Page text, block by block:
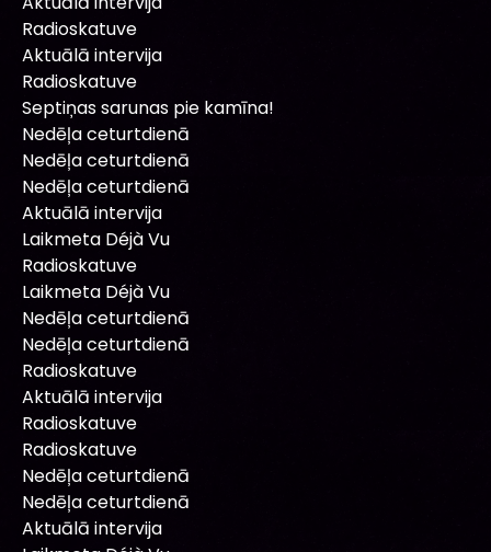
Radioskatuve
Aktuālā intervija
Radioskatuve
Septiņas sarunas pie kamīna!
Nedēļa ceturtdienā
Nedēļa ceturtdienā
Nedēļa ceturtdienā
Aktuālā intervija
Laikmeta Déjà Vu
Radioskatuve
Laikmeta Déjà Vu
Nedēļa ceturtdienā
Nedēļa ceturtdienā
Radioskatuve
Aktuālā intervija
Radioskatuve
Radioskatuve
Nedēļa ceturtdienā
Nedēļa ceturtdienā
Aktuālā intervija